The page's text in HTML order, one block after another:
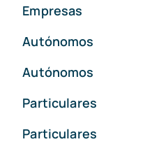
Empresas
Autónomos
Autónomos
Particulares
Particulares